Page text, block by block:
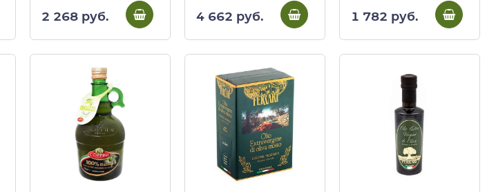
2 268 руб. 4 662 руб. 1 782 руб.